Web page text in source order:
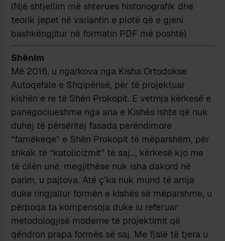
(Një shtjellim më shterues historiografik dhe
teorik jepet në variantin e plotë që e gjeni
bashkëngjitur në formatin PDF më poshtë)
Shënim
Më 2016, u ngarkova nga Kisha Ortodokse
Autoqefale e Shqipërisë, për të projektuar
kishën e re të Shën Prokopit. E vetmja kërkesë e
panegociueshme nga ana e Kishës ishte që nuk
duhej të përsëritej fasada perëndimore
“famëkeqe” e Shën Prokopit të mëparshëm, për
shkak të “katolicizmit” të saj…, kërkesë kjo me
të cilën unë, megjithëse nuk isha dakord në
parim, u pajtova. Atë ç’ka nuk mund të arrija
duke ringjallur formën e kishës së mëparshme, u
përpoqa ta kompensoja duke iu referuar
metodologjisë moderne të projektimit që
qëndron prapa formës së saj. Me fjalë të tjera u